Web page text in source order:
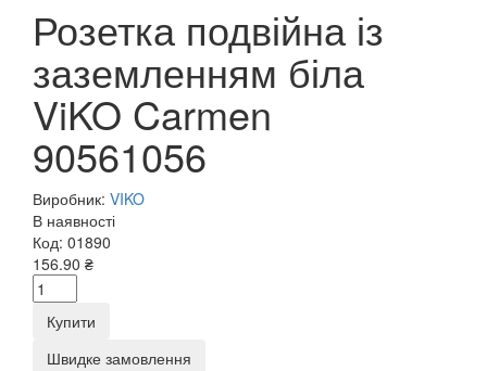
Розетка подвійна із
заземленням біла
ViKO Carmen
90561056
Виробник: VIKO
В наявності
Код: 01890
156.90 ₴
Купити
Швидке замовлення